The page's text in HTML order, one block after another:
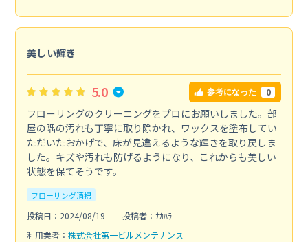
美しい輝き
5.0 参考になった 0
フローリングのクリーニングをプロにお願いしました。部
屋の隅の汚れも丁寧に取り除かれ、ワックスを塗布してい
ただいたおかげで、床が見違えるような輝きを取り戻しま
した。キズや汚れも防げるようになり、これからも美しい
状態を保てそうです。
フローリング清掃
投稿日：2024/08/19
投稿者：ﾅｶﾊﾗ
利用業者： 株式会社第一ビルメンテナンス